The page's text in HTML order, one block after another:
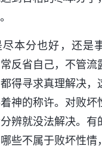
本分也好，还是
反省自己，不管流
得寻求真理解决，
神的称许。对败坏
辨就没法解决。有
些不属于败坏性情